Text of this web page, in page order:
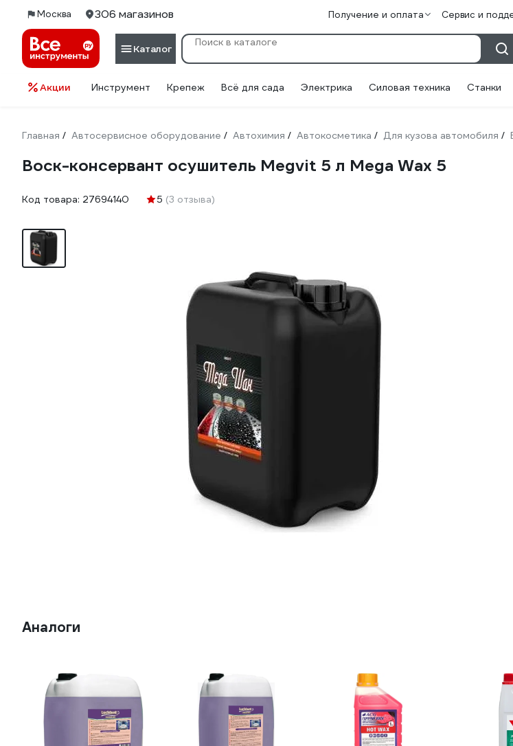
Москва 306 магазинов Получение и оплата Сервис и
Каталог
Акции Инструмент Крепеж Всё для сада Электрика Силовая техника Станки
Главная / Автосервисное оборудование / Автохимия / Автокосметика / Для кузова автомобиля /
Воск-консервант осушитель Megvit 5 л Mega Wax 5
Код товара: 27694140 5 (3 отзыва)
Аналоги